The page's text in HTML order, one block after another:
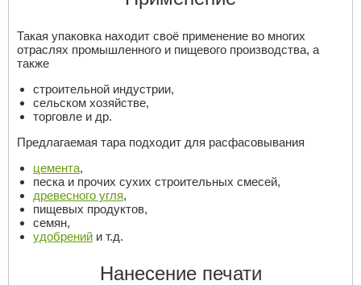
Такая упаковка находит своё применение во многих
отраслях промышленного и пищевого производства, а
также
строительной индустрии,
сельском хозяйстве,
торговле и др.
Предлагаемая тара подходит для расфасовывания
цемента,
песка и прочих сухих строительных смесей,
древесного угля,
пищевых продуктов,
семян,
удобрений и т.д.
Нанесение печати